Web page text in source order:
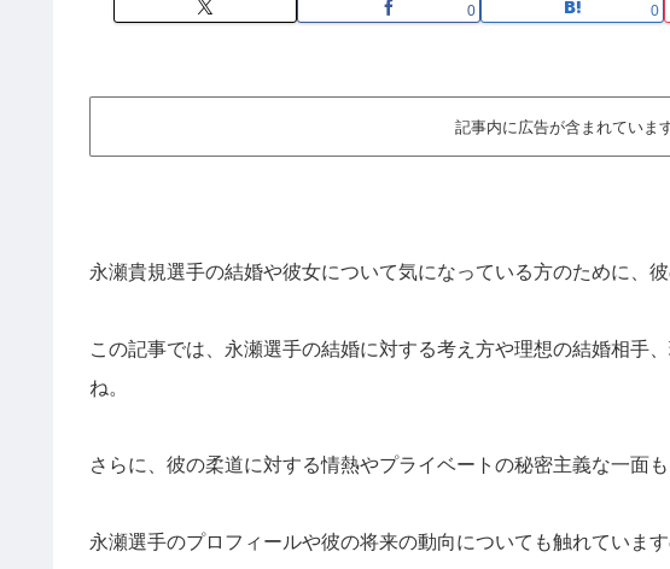
0 0
記事内に広告が含まれています
永瀬貴規選手の結婚や彼女について気になっている方のために、
この記事では、永瀬選手の結婚に対する考え方や理想の結婚相手
ね。
さらに、彼の柔道に対する情熱やプライベートの秘密主義な一面も
永瀬選手のプロフィールや彼の将来の動向についても触れていま